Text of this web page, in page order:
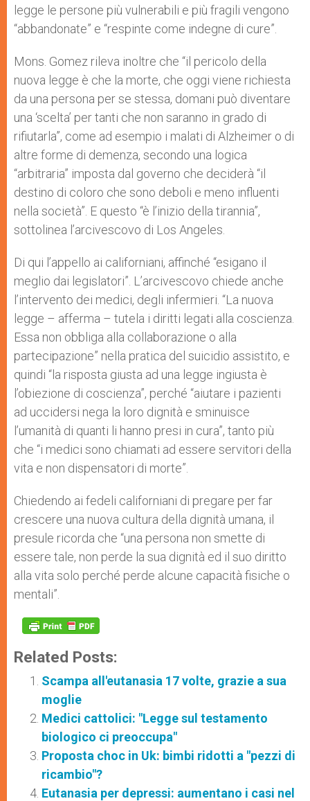
legge le persone più vulnerabili e più fragili vengono
“abbandonate” e “respinte come indegne di cure”.
Mons. Gomez rileva inoltre che “il pericolo della
nuova legge è che la morte, che oggi viene richiesta
da una persona per se stessa, domani può diventare
una ‘scelta’ per tanti che non saranno in grado di
rifiutarla”, come ad esempio i malati di Alzheimer o di
altre forme di demenza, secondo una logica
“arbitraria” imposta dal governo che deciderà “il
destino di coloro che sono deboli e meno influenti
nella società”. E questo “è l’inizio della tirannia”,
sottolinea l’arcivescovo di Los Angeles.
Di qui l’appello ai californiani, affinché “esigano il
meglio dai legislatori”. L’arcivescovo chiede anche
l’intervento dei medici, degli infermieri. “La nuova
legge – afferma – tutela i diritti legati alla coscienza.
Essa non obbliga alla collaborazione o alla
partecipazione” nella pratica del suicidio assistito, e
quindi “la risposta giusta ad una legge ingiusta è
l’obiezione di coscienza”, perché “aiutare i pazienti
ad uccidersi nega la loro dignità e sminuisce
l’umanità di quanti li hanno presi in cura”, tanto più
che “i medici sono chiamati ad essere servitori della
vita e non dispensatori di morte”.
Chiedendo ai fedeli californiani di pregare per far
crescere una nuova cultura della dignità umana, il
presule ricorda che “una persona non smette di
essere tale, non perde la sua dignità ed il suo diritto
alla vita solo perché perde alcune capacità fisiche o
mentali”.
Related Posts:
Scampa all'eutanasia 17 volte, grazie a sua
moglie
Medici cattolici: "Legge sul testamento
biologico ci preoccupa"
Proposta choc in Uk: bimbi ridotti a "pezzi di
ricambio"?
Eutanasia per depressi: aumentano i casi nel